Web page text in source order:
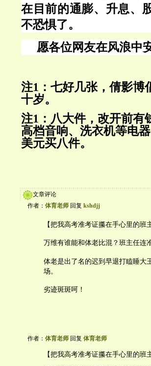
在目前的通膨、升息、
不恐惧了。
愿各位网友在风浪中
注1：七好几张，倩影博
十岁。
注1：八大件，改开前有
高档音响、洗衣机等电
美元买八件。
文章评论
作者： 体育老师 回复 kshdjj
【把我高考准考证攥在手心里的班
万维有谁能和体老比混？班主任连
体老是出了名的迟到早退打瞌睡大
场。
劣迹斑斑呵！
作者： 体育老师 回复 体育老师
【把我高考准考证攥在手心里的班